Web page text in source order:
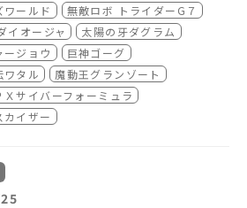
』のミニ色紙が 新登場。そ
山良二、大河原邦男、宮武一貴、射
野健太、瀧川虚至が描き下ろしたイ
ザインしたサンライズワールドでし
ないオリジナル特典です。
）を展示します。
式会社創通
イズロボット研究所」に
作品に登場するロボットやメカを中
新規の考察などから、ロボットアニ
登場するキャラクターたちを、より
求をしていくため設立された研究
ーーーーーーーーーーーーーーーー
認ください。
ールド
無敵ロボ トライダーG７
イオージャ
太陽の牙ダグラム
ージョウ
巨神ゴーグ
ワタル
魔動王グランゾート
サイバーフォーミュラ
カイザー